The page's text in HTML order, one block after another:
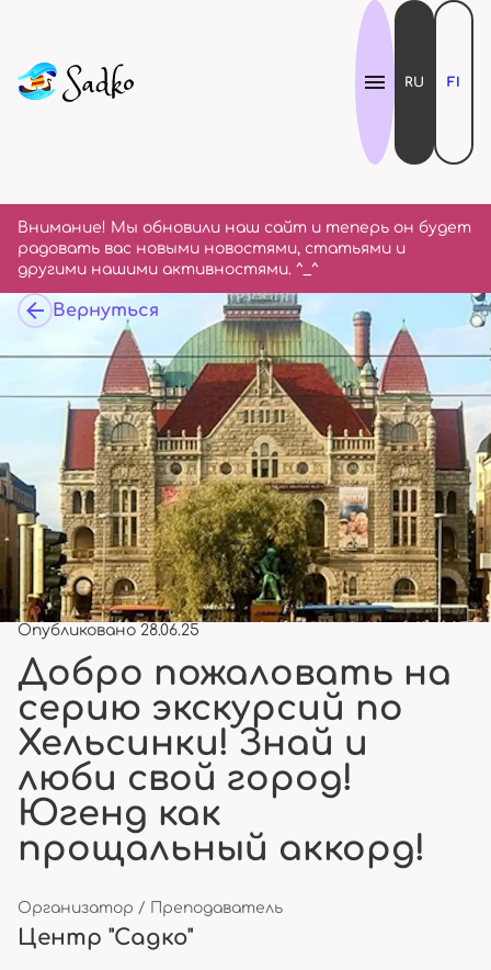
Внимание! Мы обновили наш сайт и теперь он будет
радовать вас новыми новостями, статьями и
другими нашими активностями. ^_^
RU FI
Вернуться
Опубликовано 28.06.25
Добро пожаловать на
серию экскурсий по
Хельсинки! Знай и
люби свой город!
Югенд как
прощальный аккорд!
Организатор / Преподаватель
Центр "Садко"